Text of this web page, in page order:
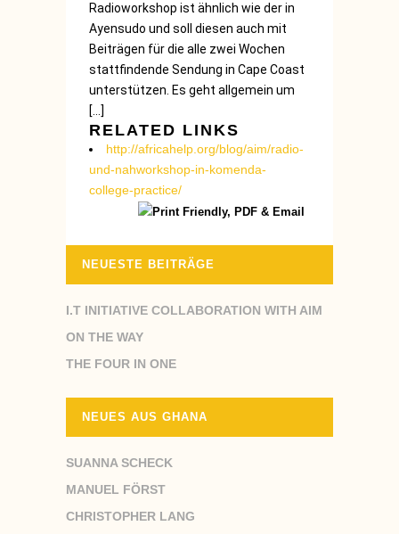
Radioworkshop ist ähnlich wie der in
Ayensudo und soll diesen auch mit
Beiträgen für die alle zwei Wochen
stattfindende Sendung in Cape Coast
unterstützen. Es geht allgemein um
[…]
RELATED LINKS
http://africahelp.org/blog/aim/radio-
und-nahworkshop-in-komenda-
college-practice/
NEUESTE BEITRÄGE
I.T INITIATIVE COLLABORATION WITH AIM
ON THE WAY
THE FOUR IN ONE
NEUES AUS GHANA
SUANNA SCHECK
MANUEL FÖRST
CHRISTOPHER LANG